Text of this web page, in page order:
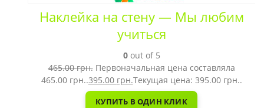
Наклейка на стену — Мы любим
учиться
0out of 5
465.00грн. Первоначальная цена составляла
465.00 грн..395.00 грн.Текущая цена: 395.00 грн..
КУПИТЬ В ОДИН КЛИК